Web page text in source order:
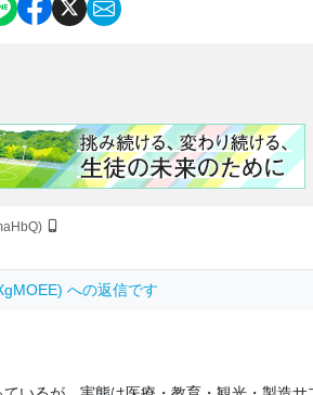
への返信です